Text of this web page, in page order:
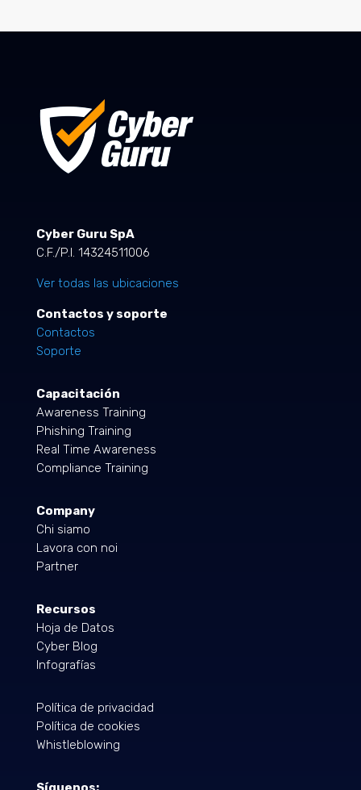
Cyber Guru SpA
C.F./P.I. 14324511006
Ver todas las ubicaciones
Contactos y soporte
Contactos
Soporte
Capacitación
Awareness Training
Phishing Training
Real Time Awareness
Compliance Training
Company
Chi siamo
Lavora con noi
Partner
Recursos
Hoja de Datos
Cyber Blog
Infografías
Política de privacidad
Política de cookies
Whistleblowing